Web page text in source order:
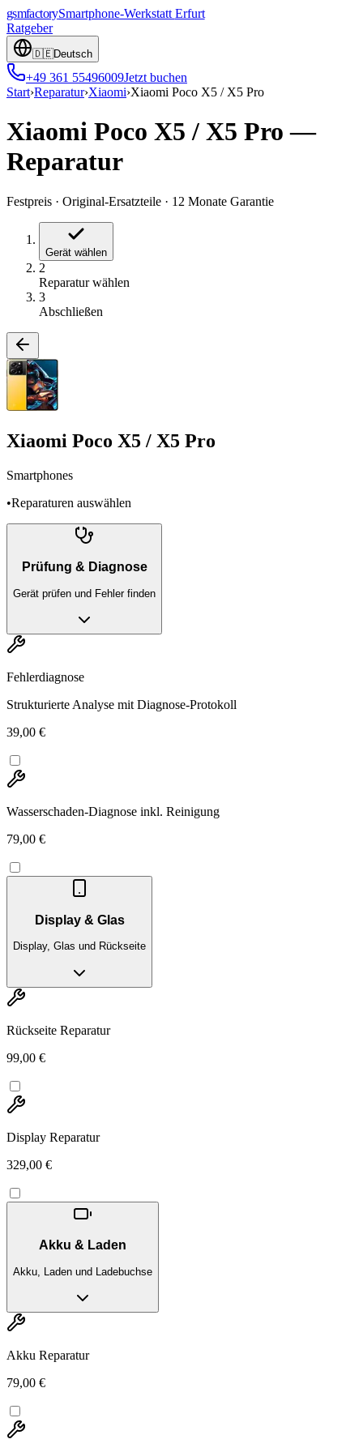
gsmfactorySmartphone-Werkstatt Erfurt
Ratgeber
🇩🇪Deutsch
+49 361 55496009Jetzt buchen
Start›Reparatur›Xiaomi›Xiaomi Poco X5 / X5 Pro
Xiaomi Poco X5 / X5 Pro —
Reparatur
Festpreis · Original-Ersatzteile · 12 Monate Garantie
Gerät wählen
2
Reparatur wählen
3
Abschließen
Xiaomi Poco X5 / X5 Pro
Smartphones
•Reparaturen auswählen
Prüfung & Diagnose
Gerät prüfen und Fehler finden
Fehlerdiagnose
Strukturierte Analyse mit Diagnose-Protokoll
39,00 €
Wasserschaden-Diagnose inkl. Reinigung
79,00 €
Display & Glas
Display, Glas und Rückseite
Rückseite Reparatur
99,00 €
Display Reparatur
329,00 €
Akku & Laden
Akku, Laden und Ladebuchse
Akku Reparatur
79,00 €